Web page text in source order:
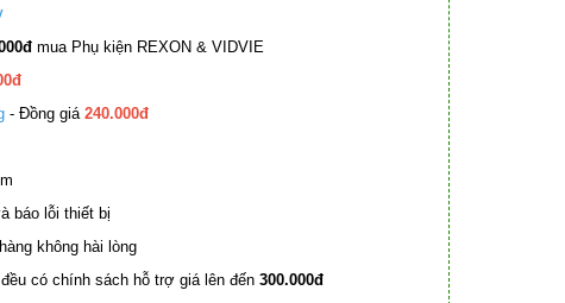
mua Phụ kiện REXON & VIDVIE
- Đồng giá 240.000đ
báo lỗi thiết bị
không hài lòng
đều có chính sách hỗ trợ giá lên đến 300.000đ